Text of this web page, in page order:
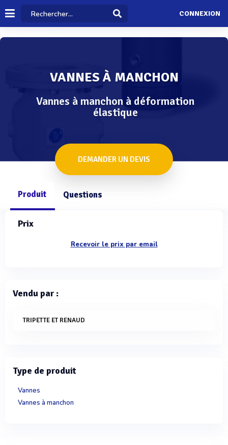
CONNEXION
VANNES À MANCHON
Vannes à manchon à déformation
élastique
DEMANDER UN DEVIS
Produit Questions
Prix
Recevoir le prix par email
Vendu par :
TRIPETTE ET RENAUD
Type de produit
Vannes
Vannes à manchon